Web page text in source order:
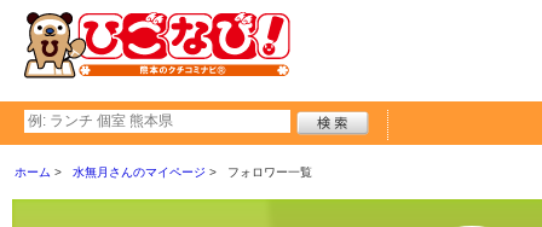
ホーム 水無月さんのマイページ フォロワー一覧